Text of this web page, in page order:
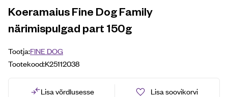
Koeramaius Fine Dog Family
närimispulgad part 150g
Tootja:FINE DOG
Tootekood:K25112038
Lisa võrdlusesse Lisa soovikorvi